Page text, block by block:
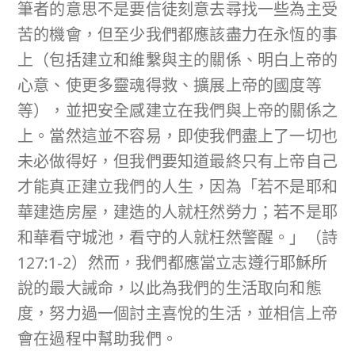
筆者的意思不是要信徒刻意去尋找一些為主受
苦的機會，但至少我們都應該盡力在永恆的事
上（包括建立和維繫與主的關係、明白上帝的
心意、使更多靈魂得救、擴展上帝的國度等
等），並把安全感建立在我們與上帝的關係之
上。當然這並不容易，即使我們盡上了一切也
未必做得好，但我們要知道最終只有上帝自己
才能真正建立我們的人生，因為「若不是耶和
華建造房屋，建造的人就枉然勞力；若不是耶
和華看守城池，看守的人就枉然警醒。」（詩
127:1-2）然而，我們都應當立志遵行耶穌所
說的最大誡命，以此為我們的生活取向和態
度，努力過一個討主喜悅的生活，並相信上帝
會在過程中幫助我們。